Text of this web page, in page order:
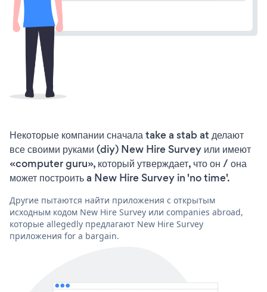
Некоторые компании сначала take a stab at делают
все своими руками (diy) New Hire Survey или имеют
«computer guru», который утверждает, что он / она
может построить a New Hire Survey in 'no time'.
Другие пытаются найти приложения с открытым
исходным кодом New Hire Survey или companies abroad,
которые allegedly предлагают New Hire Survey
приложения for a bargain.